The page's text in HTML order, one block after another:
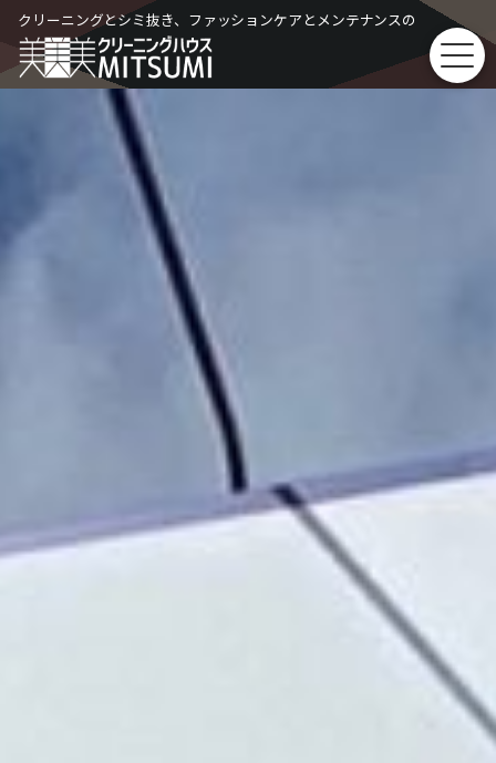
Skip
to
content
クリーニングとシミ抜き、ファッションケアとメンテナンスの